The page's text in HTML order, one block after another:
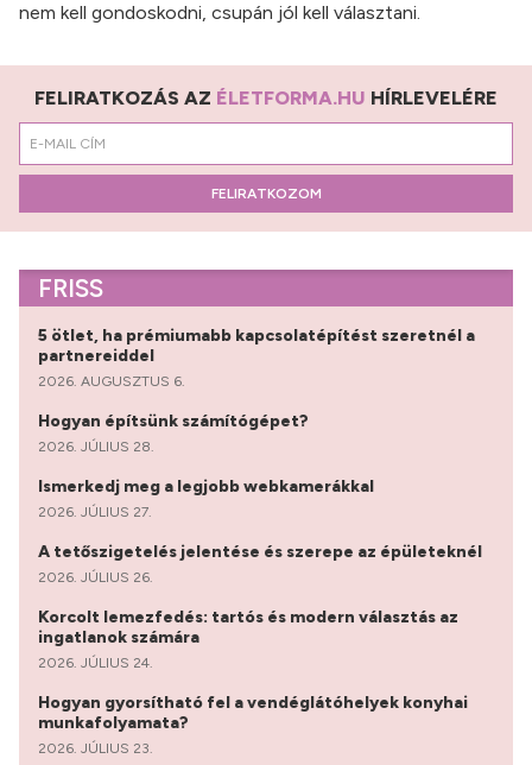
nem kell gondoskodni, csupán jól kell választani.
FELIRATKOZÁS AZ ÉLETFORMA.HU HÍRLEVELÉRE
FELIRATKOZOM
FRISS
5 ötlet, ha prémiumabb kapcsolatépítést szeretnél a
partnereiddel
2026. AUGUSZTUS 6.
Hogyan építsünk számítógépet?
2026. JÚLIUS 28.
Ismerkedj meg a legjobb webkamerákkal
2026. JÚLIUS 27.
A tetőszigetelés jelentése és szerepe az épületeknél
2026. JÚLIUS 26.
Korcolt lemezfedés: tartós és modern választás az
ingatlanok számára
2026. JÚLIUS 24.
Hogyan gyorsítható fel a vendéglátóhelyek konyhai
munkafolyamata?
2026. JÚLIUS 23.